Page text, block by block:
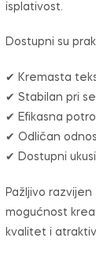
isplativost.
Dostupni su
✔ Kremasta
✔ Stabilan pri
✔ Efikasna
✔ Odličan
✔ Dostupni
Pažljivo
mogućnost
kvalitet i